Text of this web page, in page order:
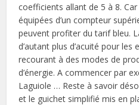
coefficients allant de 5 à 8.
équipées d’un compteur
peuvent profiter du tarif bleu.
d’autant plus d’acuité pour les
recourant à des modes de
d’énergie. A commencer par
Laguiole … Reste à savoir
et le guichet simplifié mis en